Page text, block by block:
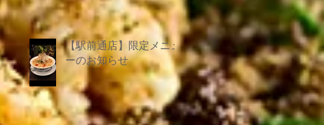
【駅前通店】限定メニュ
ーのお知らせ